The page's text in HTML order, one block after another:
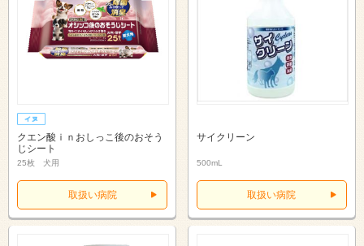
クエン酸ｉｎおしっこ後のおそう
じシート
25枚 犬用
取扱い病院
サイクリーン
500mL
取扱い病院